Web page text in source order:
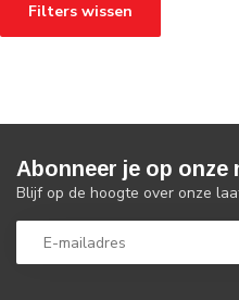
Filters wissen
Abonneer je op onze
Blijf op de hoogte over onze